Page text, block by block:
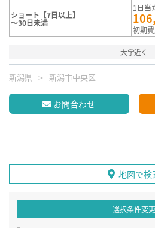
ショート【7日以上】
～30日未満
1日当
初期
大学近く
新潟県 新潟市中央区
お問合わせ
地図で検
選択条件変更